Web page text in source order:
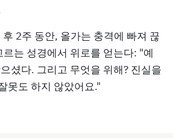
2주 동안, 올가는 충격에 빠져 끊
는 성경에서 위로를 얻는다: "예
셨다. 그리고 무엇을 위해? 진실을
못도 하지 않았어요."